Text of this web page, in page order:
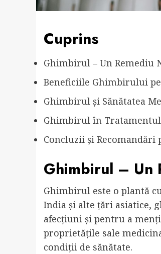
Cuprins
Ghimbirul – Un Remediu
Beneficiile Ghimbirului
Ghimbirul și Sănătatea
Ghimbirul în
Concluzii și
Ghimbirul – Un
Ghimbirul este o plantă
India și alte țări asiatice,
afecțiuni și pentru a
proprietățile sale
condiții de sănătate.